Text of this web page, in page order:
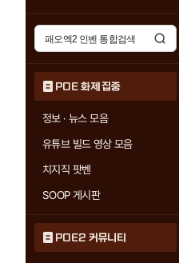
POE 화제 집중
정보 · 뉴스 모음
유튜브 빌드 영상 모음
치지직 팟벤
SOOP 게시판
POE2 커뮤니티